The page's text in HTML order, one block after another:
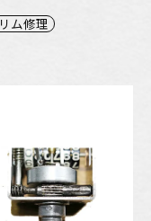
リム修理